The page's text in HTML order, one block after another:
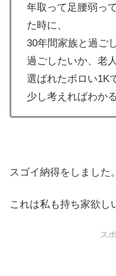
年取って足腰弱っ
た時に、
30年間家族と過ご
過ごしたいか、老
選ばれたボロい1K
少し考えればわか
スゴイ納得をしました。
これは私も持ち家欲し
ス